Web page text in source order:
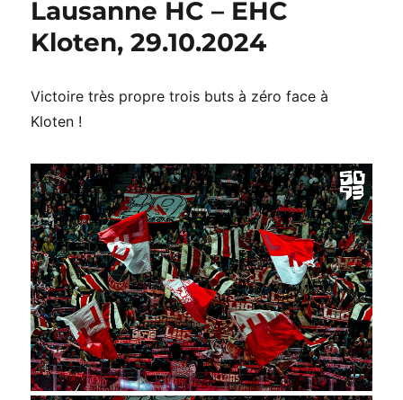
Lausanne HC – EHC
Kloten, 29.10.2024
Victoire très propre trois buts à zéro face à
Kloten !